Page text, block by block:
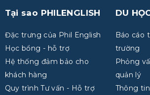
Tại sao PHILENGLISH
Đặc trưng của Phil English
Học bổng - hỗ trợ
Hệ thống đảm bảo cho
khách hàng
Quy trình Tư vấn - Hỗ trợ
DU
Báo cáo
trường
Phỏng
quản lý
Thông